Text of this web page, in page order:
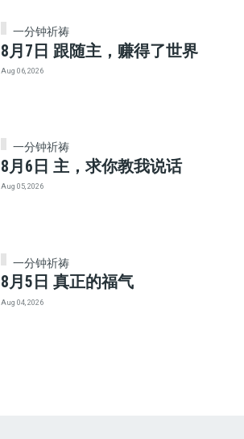
一分钟祈祷
8月7日 跟随主，赚得了世界
Aug 06, 2026
一分钟祈祷
8月6日 主，求你教我说话
Aug 05, 2026
一分钟祈祷
8月5日 真正的福气
Aug 04, 2026